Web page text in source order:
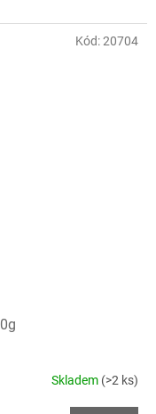
Skladem (>2 ks)
Kód:20704